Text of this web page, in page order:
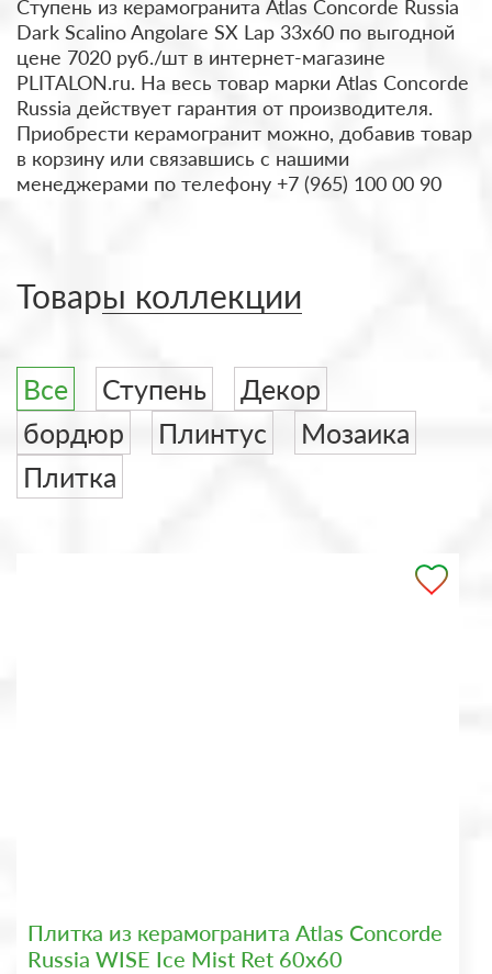
Ступень из керамогранита Atlas Concorde Russia
Dark Scalino Angolare SX Lap 33x60 по выгодной
цене 7020 руб./шт в интернет-магазине
PLITALON.ru. На весь товар марки Atlas Concorde
Russia действует гарантия от производителя.
Приобрести керамогранит можно, добавив товар
в корзину или связавшись с нашими
менеджерами по телефону +7 (965) 100 00 90
Товары коллекции
Все Ступень
Декор
бордюр
Плинтус
Мозаика
Плитка
Плитка из керамогранита Atlas Concorde
Russia WISE Ice Mist Ret 60x60